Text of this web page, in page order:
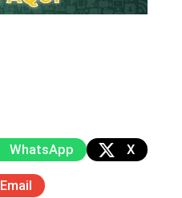
WhatsApp X
Email